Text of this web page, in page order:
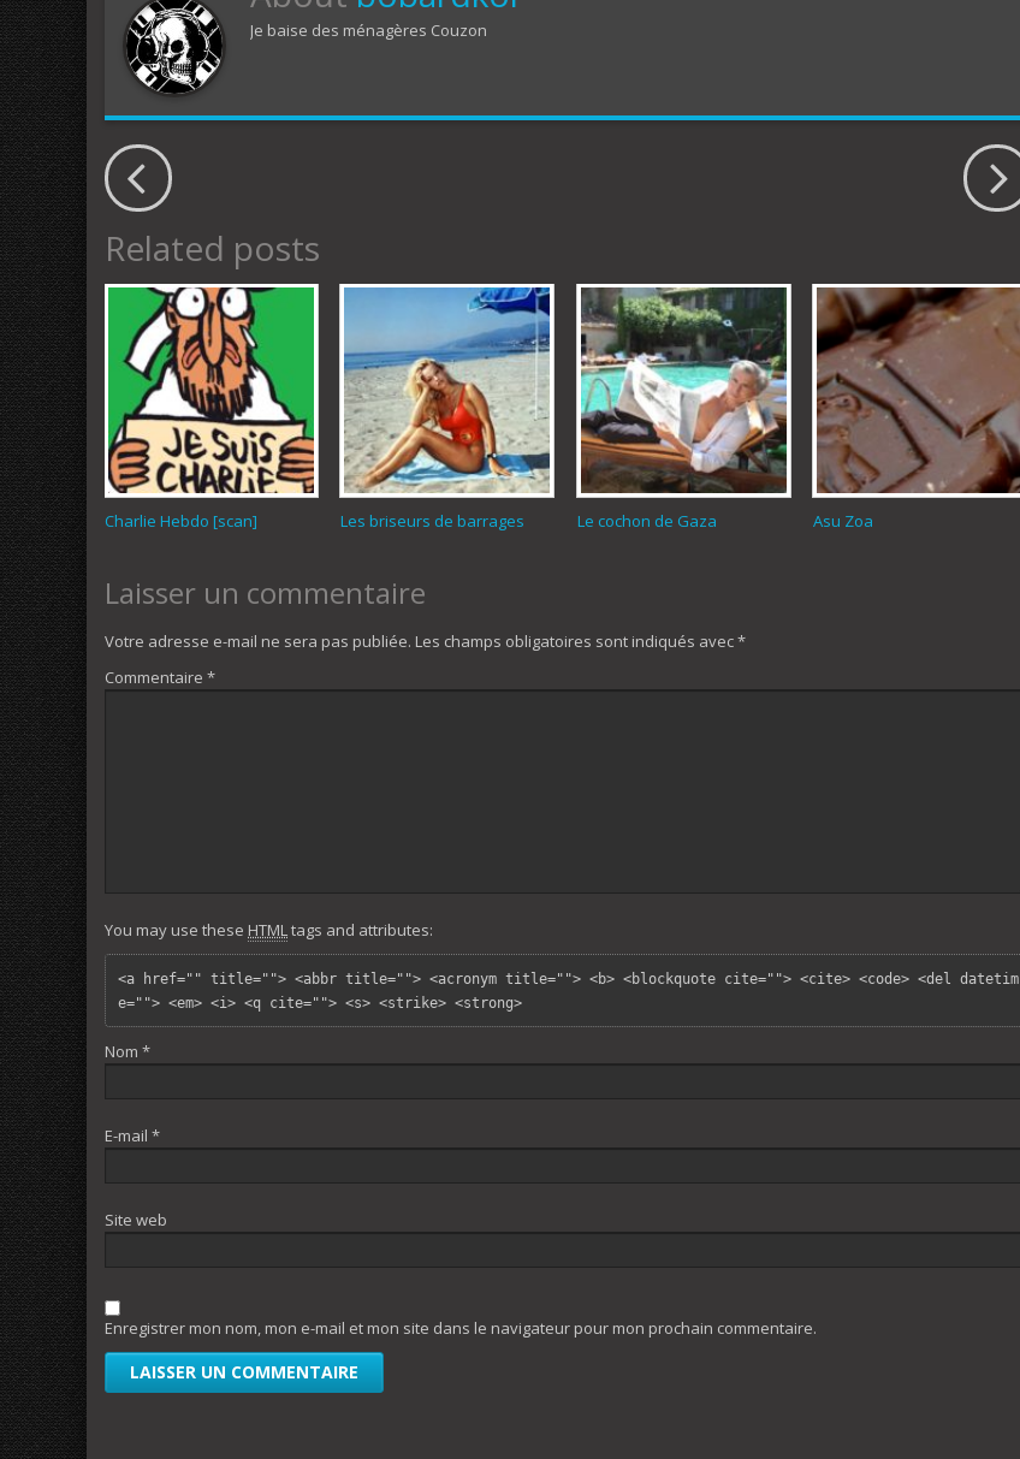
Je baise des ménagères Couzon
Related posts
Charlie Hebdo [scan] Les briseurs de barrages Le cochon de Gaza Asu Zoa
Laisser un commentaire
Votre adresse e-mail ne sera pas publiée. Les champs obligatoires sont indiqués avec*
Commentaire *
You may use these HTMLtags and attributes:
<a href="" title=""> <abbr title=""> <acronym title=""> <b> <blockquote cite=""> <cite> <code> <del datetim
e=""> <em> <i> <q cite=""> <s> <strike> <strong>
Nom *
E-mail *
Site web
Enregistrer mon nom, mon e-mail et mon site dans le navigateur pour mon prochain commentaire.